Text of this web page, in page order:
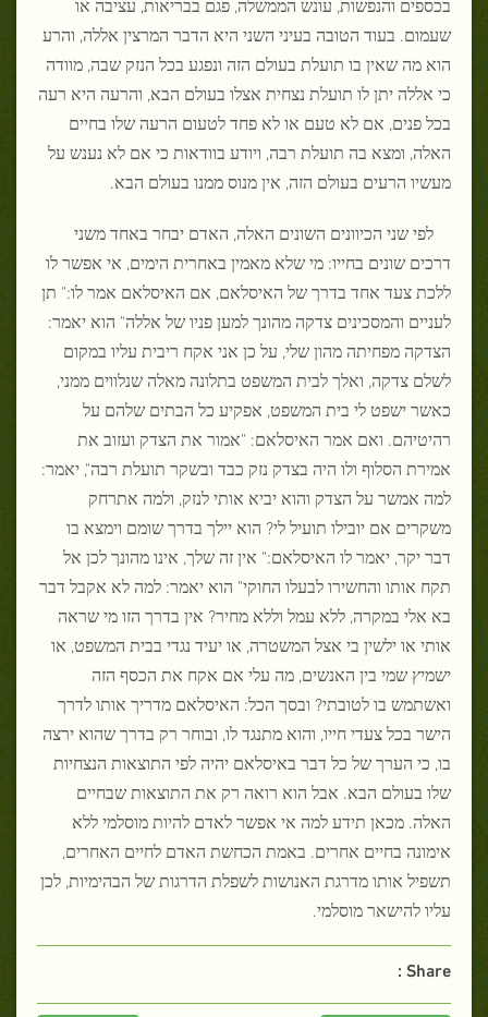
שעמום. בעוד הטובה בעיני השני היא הדבר המרצין אללה, והרע
הוא מה שאין בו תועלת בעולם הזה ונפגע בכל הנזק שבה, מוודה
כי אללה יתן לו תועלת נצחית אצלו בעולם הבא, והרעה היא רעה
בכל פנים, אם לא טעם או לא פחד לטעום הרעה שלו בחיים
האלה, ומצא בה תועלת רבה, ויודע בוודאות כי אם לא נענש על
מעשיו הרעים בעולם הזה, אין מנוס ממנו בעולם הבא.
לפי שני הכיוונים השונים האלה, האדם יבחר באחד משני
דרכים שונים בחייו: מי שלא מאמין באחרית הימים, אי אפשר לו
ללכת צעד אחד בדרך של האיסלאם, אם האיסלאם אמר לו:" תן
לעניים והמסכינים צדקה מהונך למען פניו של אללה" הוא יאמר:
הצדקה מפחיתה מהון שלי, על כן אני אקח ריבית עליו במקום
לשלם צדקה, ואלך לבית המשפט בתלונה מאלה שנלווים ממני,
כאשר ישפט לי בית המשפט, אפקיע כל הבתים שלהם על
רהיטיהם. ואם אמר האיסלאם: "אמור את הצדק ועזוב את
אמירת הסלוף ולו היה בצדק נזק כבד ובשקר תועלת רבה", יאמר:
למה אמשר על הצדק והוא יביא אותי לנזק, ולמה אתרחק
משקרים אם יובילו תועיל לי? הוא יילך בדרך שומם וימצא בו
דבר יקר, יאמר לו האיסלאם:" אין זה שלך, אינו מהונך לכן אל
תקח אותו והחשירו לבעלו החוקי" הוא יאמר: למה לא אקבל דבר
בא אלי במקרה, ללא עמל וללא מחיר? אין בדרך הזו מי שראה
אותי או ילשין בי אצל המשטרה, או יעיד נגדי בבית המשפט, או
ישמיץ שמי בין האנשים, מה עלי אם אקח את הכסף הזה
ואשתמש בו לטובתי? ובסך הכל: האיסלאם מדריך אותו לדרך
הישר בכל צעדי חייו, והוא מתנגד לו, ובוחר רק בדרך שהוא ירצה
בו, כי הערך של כל דבר באיסלאם יהיה לפי התוצאות הנצחיות
שלו בעולם הבא. אבל הוא רואה רק את התוצאות שבחיים
האלה. מכאן תידע למה אי אפשר לאדם להיות מוסלמי ללא
אימונה בחיים אחרים. באמת הכחשת האדם לחיים האחרים,
תשפיל אותו מדרגת האנושות לשפלת הדרגות של הבהימיות, לכן
עליו להישאר מוסלמי.
Share :